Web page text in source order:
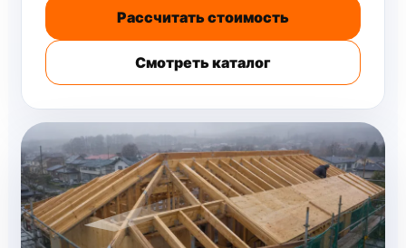
Рассчитать стоимость
Смотреть каталог